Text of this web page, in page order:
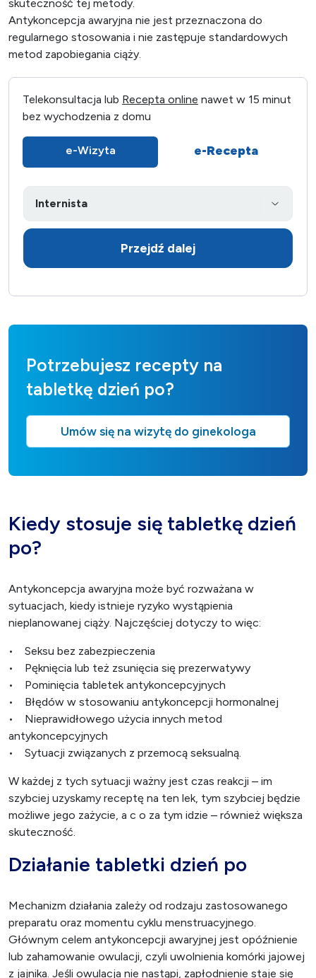
skuteczność tej metody.
Antykoncepcja awaryjna nie jest przeznaczona do
regularnego stosowania i nie zastępuje standardowych
metod zapobiegania ciąży.
Telekonsultacja lub Recepta online nawet w 15 minut
bez wychodzenia z domu
e-Wizyta e-Recepta
Przejdź dalej
Potrzebujesz recepty na
tabletkę dzień po?
Umów się na wizytę do ginekologa
Kiedy stosuje się tabletkę dzień
po?
Antykoncepcja awaryjna może być rozważana w
sytuacjach, kiedy istnieje ryzyko wystąpienia
nieplanowanej ciąży. Najczęściej dotyczy to więc:
• Seksu bez zabezpieczenia
• Pęknięcia lub też zsunięcia się prezerwatywy
• Pominięcia tabletek antykoncepcyjnych
• Błędów w stosowaniu antykoncepcji hormonalnej
• Nieprawidłowego użycia innych metod
antykoncepcyjnych
• Sytuacji związanych z przemocą seksualną.
W każdej z tych sytuacji ważny jest czas reakcji – im
szybciej uzyskamy receptę na ten lek, tym szybciej będzie
możliwe jego zażycie, a c o za tym idzie – również większa
skuteczność.
Działanie tabletki dzień po
Mechanizm działania zależy od rodzaju zastosowanego
preparatu oraz momentu cyklu menstruacyjnego.
Głównym celem antykoncepcji awaryjnej jest opóźnienie
lub zahamowanie owulacji, czyli uwolnienia komórki jajowej
z jajnika. Jeśli owulacja nie nastąpi, zapłodnienie staje się